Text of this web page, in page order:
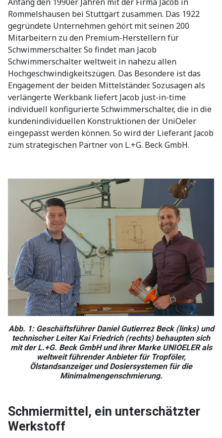
Rommelshausen bei Stuttgart zusammen. Das 1922
gegründete Unternehmen gehört mit seinen 200
Mitarbeitern zu den Premium-Herstellern für
Schwimmerschalter. So findet man Jacob
Schwimmerschalter weltweit in nahezu allen
Hochgeschwindigkeitszügen. Das Besondere ist das
Engagement der beiden Mittelständer. Sozusagen als
verlängerte Werkbank liefert Jacob just-in-time
individuell konfigurierte Schwimmerschalter, die in die
kundenindividuellen Konstruktionen der UniOeler
eingepasst werden können. So wird der Lieferant Jacob
zum strategischen Partner von L.+G. Beck GmbH.
Abb. 1: Geschäftsführer Daniel Gutierrez Beck (links) und
technischer Leiter Kai Friedrich (rechts) behaupten sich
mit der L.+G. Beck GmbH und ihrer Marke UNIOELER als
weltweit führender Anbieter für Tropföler,
Ölstandsanzeiger und Dosiersystemen für die
Minimalmengenschmierung.
Schmiermittel, ein unterschätzter
Werkstoff